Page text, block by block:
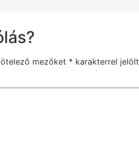
mezőket * karakterrel